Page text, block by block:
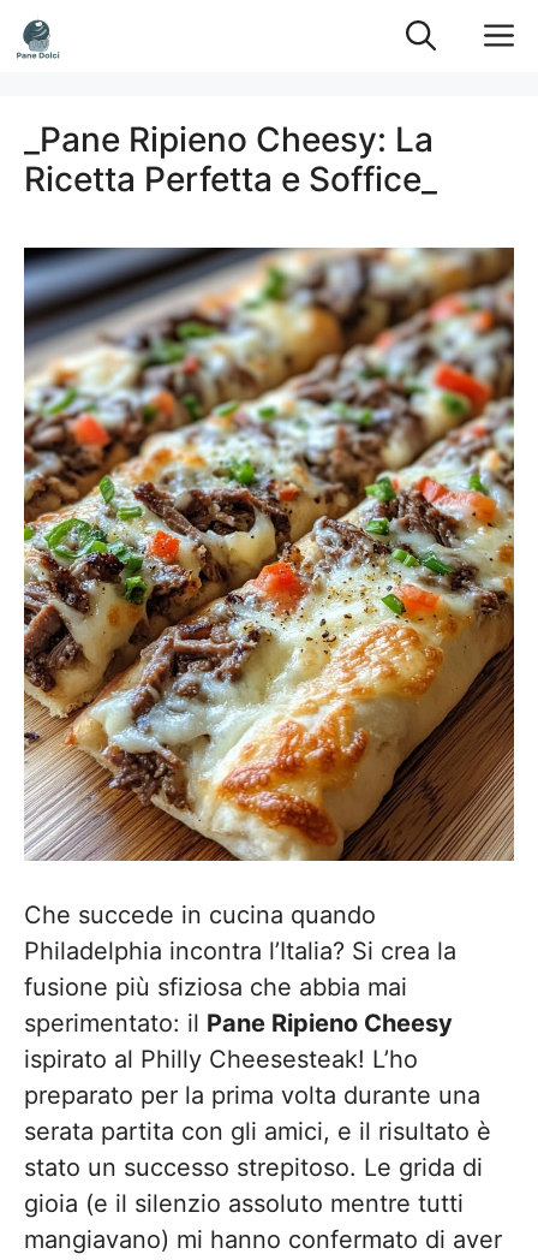
Vai
al
_Pane Ripieno Cheesy: La
Ricetta Perfetta e Soffice_
Che succede in cucina quando
Philadelphia incontra l’Italia? Si crea la
fusione più sfiziosa che abbia mai
sperimentato: il Pane Ripieno Cheesy
ispirato al Philly Cheesesteak! L’ho
preparato per la prima volta durante una
serata partita con gli amici, e il risultato è
stato un successo strepitoso. Le grida di
gioia (e il silenzio assoluto mentre tutti
mangiavano) mi hanno confermato di aver